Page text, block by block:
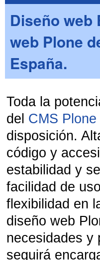
Diseño web
web Plone
España.
Toda la
del CMS Plone
disposición.
código y
estabilidad y
facilidad de
flexibilidad en
diseño web
necesidades y
seguirá